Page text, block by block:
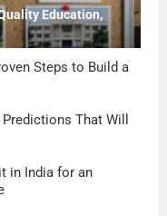
Education,
Steps to Build a
That Will
in India for an